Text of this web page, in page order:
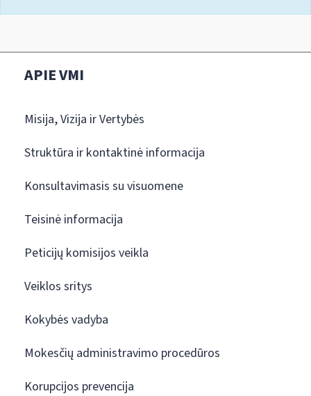
APIE VMI
Misija, Vizija ir Vertybės
Struktūra ir kontaktinė informacija
Konsultavimasis su visuomene
Teisinė informacija
Peticijų komisijos veikla
Veiklos sritys
Kokybės vadyba
Mokesčių administravimo procedūros
Korupcijos prevencija